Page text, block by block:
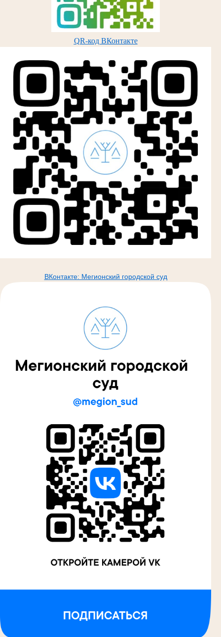
QR-код ВКонтакте
ВКонтакте: Мегионский городской суд